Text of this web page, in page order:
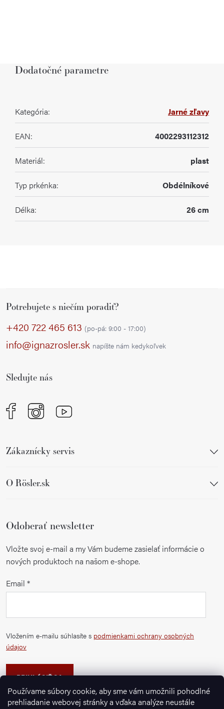
Používame súbory cookie, aby sme vám umožnili pohodlné
prehliadanie webovej stránky a vďaka analýze neustále
Dodatočné parametre
Kategória: Jarné zľavy
EAN: 4002293112312
Materiál: plast
Typ prkénka: Obdélníkové
Délka: 26 cm
Potrebujete s niečím poradiť?
+420 722 465 613 (po-pá: 9:00 - 17:00)
info@ignazrosler.sk napíšte nám kedykoľvek
Sledujte nás
Zákaznícky servis
O Rösler.sk
Odoberať newsletter
Vložte svoj e-mail a my Vám budeme zasielať informácie o
nových produktoch na našom e-shope.
Email
Vložením e-mailu súhlasíte s podmienkami ochrany osobných
údajov
PRIHLÁSIŤ SA